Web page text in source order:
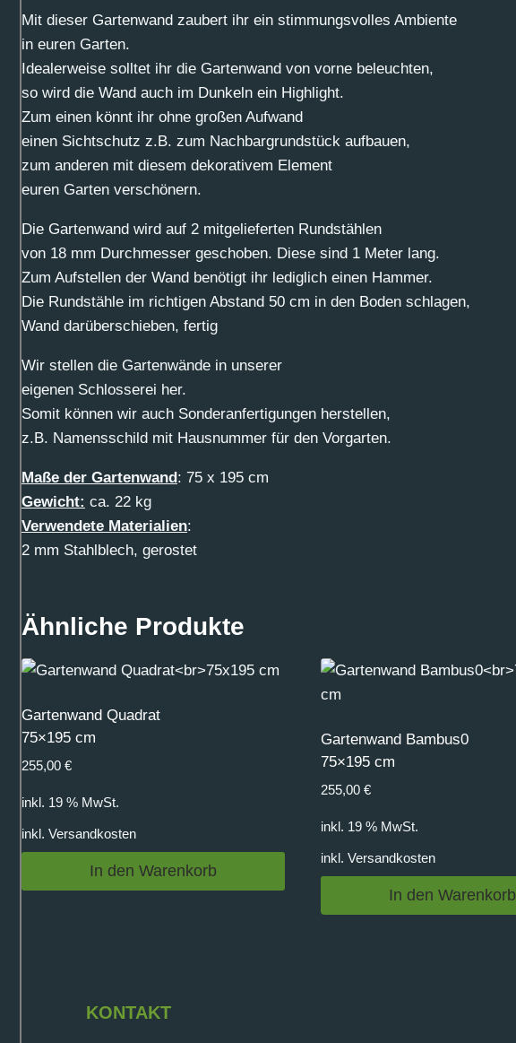
Mit dieser Gartenwand zaubert ihr ein stimmungsvolles Ambiente
in euren Garten.
Idealerweise solltet ihr die Gartenwand von vorne beleuchten,
so wird die Wand auch im Dunkeln ein Highlight.
Zum einen könnt ihr ohne großen Aufwand
einen Sichtschutz z.B. zum Nachbargrundstück aufbauen,
zum anderen mit diesem dekorativem Element
euren Garten verschönern.
Die Gartenwand wird auf 2 mitgelieferten Rundstählen
von 18 mm Durchmesser geschoben. Diese sind 1 Meter lang.
Zum Aufstellen der Wand benötigt ihr lediglich einen Hammer.
Die Rundstähle im richtigen Abstand 50 cm in den Boden schlagen,
Wand darüberschieben, fertig
Wir stellen die Gartenwände in unserer
eigenen Schlosserei her.
Somit können wir auch Sonderanfertigungen herstellen,
z.B. Namensschild mit Hausnummer für den Vorgarten.
Maße der Gartenwand : 75 x 195 cm
Gewicht: ca. 22 kg
Verwendete Materialien:
2 mm Stahlblech, gerostet
Ähnliche Produkte
Gartenwand Quadrat
75×195 cm
255,00 €
inkl. 19 % MwSt.
inkl. Versandkosten
In den Warenkorb
Gartenwand Bambus0
75×195 cm
255,00 €
inkl. 19 % MwSt.
inkl. Versandkosten
In den Warenkorb
KONTAKT